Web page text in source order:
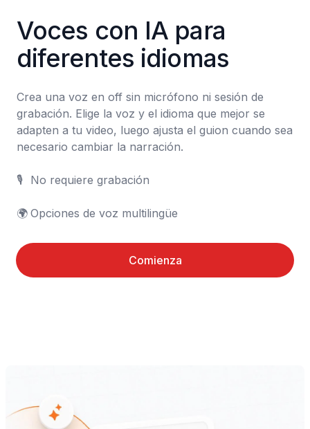
Voces con IA para
diferentes idiomas
Crea una voz en off sin micrófono ni sesión de
grabación. Elige la voz y el idioma que mejor se
adapten a tu video, luego ajusta el guion cuando sea
necesario cambiar la narración.
🎙️	No requiere grabación
🌍	Opciones de voz multilingüe
Comienza